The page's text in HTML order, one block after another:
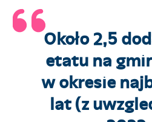
Około 2,5
etatu na
w okresie
lat (z